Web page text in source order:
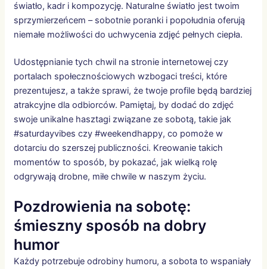
światło, kadr i kompozycję. Naturalne światło jest twoim
sprzymierzeńcem – sobotnie poranki i popołudnia oferują
niemałe możliwości do uchwycenia zdjęć pełnych ciepła.
Udostępnianie tych chwil na stronie internetowej czy
portalach społecznościowych wzbogaci treści, które
prezentujesz, a także sprawi, że twoje profile będą bardziej
atrakcyjne dla odbiorców. Pamiętaj, by dodać do zdjęć
swoje unikalne hasztagi związane ze sobotą, takie jak
#saturdayvibes czy #weekendhappy, co pomoże w
dotarciu do szerszej publiczności. Kreowanie takich
momentów to sposób, by pokazać, jak wielką rolę
odgrywają drobne, miłe chwile w naszym życiu.
Pozdrowienia na sobotę:
śmieszny sposób na dobry
humor
Każdy potrzebuje odrobiny humoru, a sobota to wspaniały